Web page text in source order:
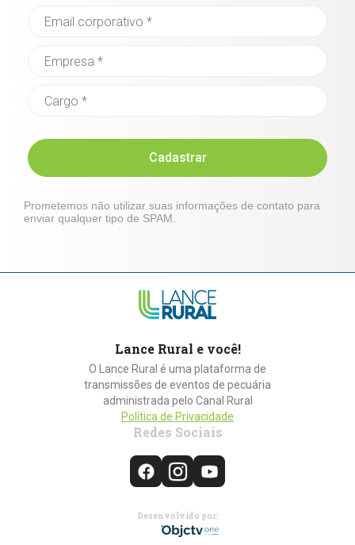
Cadastrar
Prometemos não utilizar suas informações de contato para
enviar qualquer tipo de SPAM.
Lance Rural e você!
O Lance Rural é uma plataforma de
transmissões de eventos de pecuária
administrada pelo Canal Rural
Política de Privacidade
Redes Sociais
Desenvolvido por: